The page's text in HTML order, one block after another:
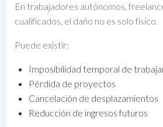
En trabajadores autónomos,
cualificados, el daño no es solo físico.
Puede existir:
Imposibilidad temporal de
Pérdida de proyectos
Cancelación de desplazamientos
Reducción de ingresos futuros